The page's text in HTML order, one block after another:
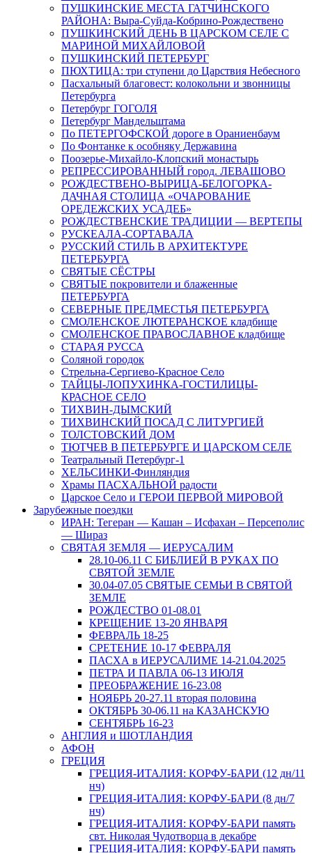
ПУШКИНСКИЕ МЕСТА ГАТЧИНСКОГО
РАЙОНА: Выра-Суйда-Кобрино-Рождествено
ПУШКИНСКИЙ ДЕНЬ В ЦАРСКОМ СЕЛЕ С
МАРИНОЙ МИХАЙЛОВОЙ
ПУШКИНСКИЙ ПЕТЕРБУРГ
ПЮХТИЦА: три ступени до Царствия Небесного
Пасхальный благовест: колокольни и звонницы
Петербурга
Петербург ГОГОЛЯ
Петербург Мандельштама
По ПЕТЕРГОФСКОЙ дороге в Ораниенбаум
По Фонтанке к особняку Державина
Поозерье-Михайло-Клопский монастырь
РЕПРЕССИРОВАННЫЙ город. ЛЕВАШОВО
РОЖДЕСТВЕНО-ВЫРИЦА-БЕЛОГОРКА-
ДАЧНАЯ СТОЛИЦА «ОЧАРОВАНИЕ
ОРЕДЕЖСКИХ УСАДЕБ»
РОЖДЕСТВЕНСКИЕ ТРАДИЦИИ — ВЕРТЕПЫ
РУСКЕАЛА-СОРТАВАЛА
РУССКИЙ СТИЛЬ В АРХИТЕКТУРЕ
ПЕТЕРБУРГА
СВЯТЫЕ СЁСТРЫ
СВЯТЫЕ покровители и блаженные
ПЕТЕРБУРГА
СЕВЕРНЫЕ ПРЕДМЕСТЬЯ ПЕТЕРБУРГА
СМОЛЕНСКОЕ ЛЮТЕРАНСКОЕ кладбище
СМОЛЕНСКОЕ ПРАВОСЛАВНОЕ кладбище
СТАРАЯ РУССА
Соляной городок
Стрельна-Сергиево-Красное Село
ТАЙЦЫ-ЛОПУХИНКА-ГОСТИЛИЦЫ-
КРАСНОЕ СЕЛО
ТИХВИН-ДЫМСКИЙ
ТИХВИНСКИЙ ПОСАД С ЛИТУРГИЕЙ
ТОЛСТОВСКИЙ ДОМ
ТЮТЧЕВ В ПЕТЕРБУРГЕ И ЦАРСКОМ СЕЛЕ
Театральный Петербург-1
ХЕЛЬСИНКИ-Финляндия
Храмы ПАСХАЛЬНОЙ радости
Царское Село и ГЕРОИ ПЕРВОЙ МИРОВОЙ
Зарубежные поездки
ИРАН: Тегеран — Кашан – Исфахан – Персеполис
— Шираз
СВЯТАЯ ЗЕМЛЯ — ИЕРУСАЛИМ
28.10-06.11 С БИБЛИЕЙ В РУКАХ ПО
СВЯТОЙ ЗЕМЛЕ
30.04-07.05 СВЯТЫЕ СЕМЬИ В СВЯТОЙ
ЗЕМЛЕ
РОЖДЕСТВО 01-08.01
КРЕЩЕНИЕ 13-20 ЯНВАРЯ
ФЕВРАЛЬ 18-25
СРЕТЕНИЕ 10-17 ФЕВРАЛЯ
ПАСХА в ИЕРУСАЛИМЕ 14-21.04.2025
ПЕТРА И ПАВЛА 06-13 ИЮЛЯ
ПРЕОБРАЖЕНИЕ 16-23.08
НОЯБРЬ 20-27.11 вторая половина
ОКТЯБРЬ 30-06.11 на КАЗАНСКУЮ
СЕНТЯБРЬ 16-23
АНГЛИЯ и ШОТЛАНДИЯ
АФОН
ГРЕЦИЯ
ГРЕЦИЯ-ИТАЛИЯ: КОРФУ-БАРИ (12 дн/11
нч)
ГРЕЦИЯ-ИТАЛИЯ: КОРФУ-БАРИ (8 дн/7
нч)
ГРЕЦИЯ-ИТАЛИЯ: КОРФУ-БАРИ память
свт. Николая Чудотворца в декабре
ГРЕЦИЯ-ИТАЛИЯ: КОРФУ-БАРИ память